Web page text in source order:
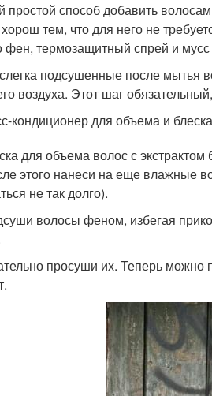
способ добавить
тем, что для него не
фен, термозащитный спрей и
подсушенные после мытья
воздуха. Этот шаг
кондиционер для объема и
для объема волос с
этого нанеси на еще влажные
не так долго).
волосы феном, избегая
просуши их. Теперь можно